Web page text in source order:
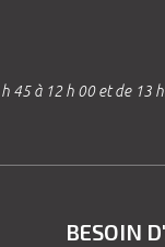
45 à 12 h 00 et de 13
BESOIN